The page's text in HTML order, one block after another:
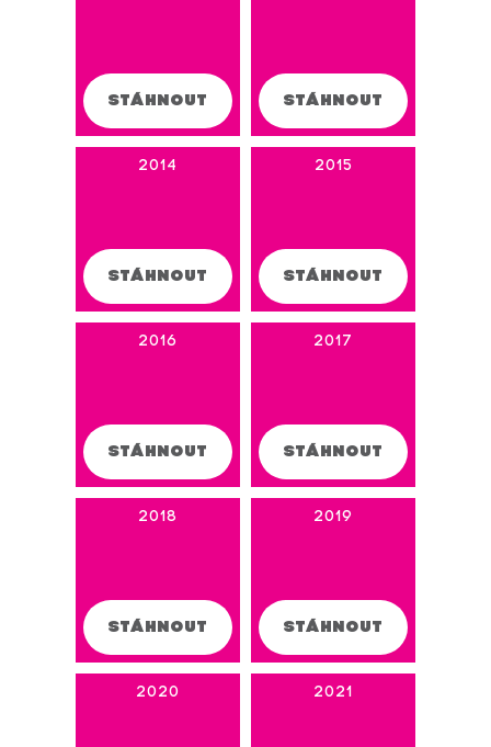
STÁHNOUT STÁHNOUT
2014
STÁHNOUT
2015
STÁHNOUT
2016
STÁHNOUT
2017
STÁHNOUT
2018
STÁHNOUT
2019
STÁHNOUT
2020 2021